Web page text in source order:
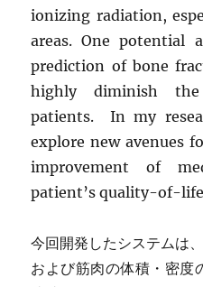
ionizing radiation,
areas. One potential
prediction of bone
highly diminish
patients. In my
explore new avenues
improvement of
patient’s quality-of-
今回開発したシステムは
および筋肉の体積・密度